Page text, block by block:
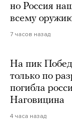
но Россия
всему
7 часов назад
На пик
только по
погибла
Наговицина
4 часа назад